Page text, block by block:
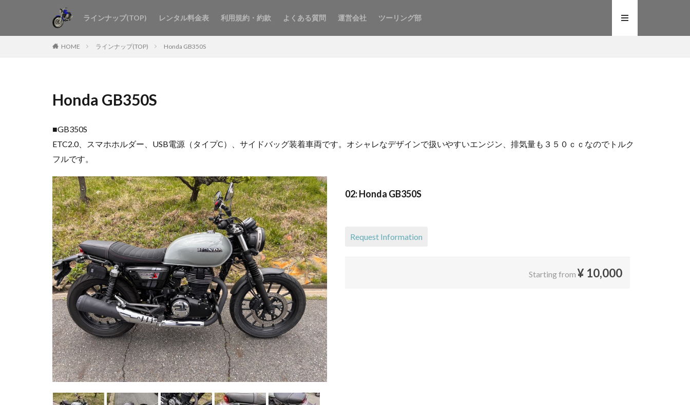
ラインナップ(TOP) レンタル料金表 利用規約・約款 よくある質問 運営会社 ツーリング部
HOME ラインナップ(TOP) Honda GB350S
Honda GB350S
■GB350S
ETC2.0、スマホホルダー、USB電源（タイプC）、サイドバッグ装着車両です。オシャレなデザインで扱いやすいエンジン、排気量も３５０ｃｃなのでトルク
フルです。
02: Honda GB350S
Request Information
Starting from ¥ 10,000